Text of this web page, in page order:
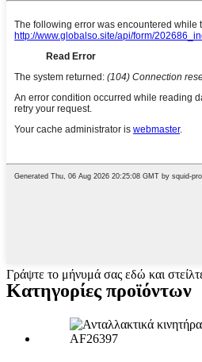
Γράψτε το μήνυμά σας εδώ και
Κατηγορίες προϊόντων